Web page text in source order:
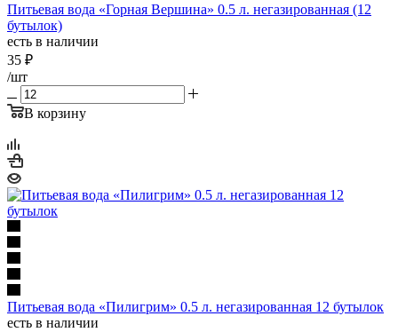
Питьевая вода «Горная Вершина» 0.5 л. негазированная (12
бутылок)
есть в наличии
35 ₽
/шт
В корзину
Питьевая вода «Пилигрим» 0.5 л. негазированная 12 бутылок
есть в наличии